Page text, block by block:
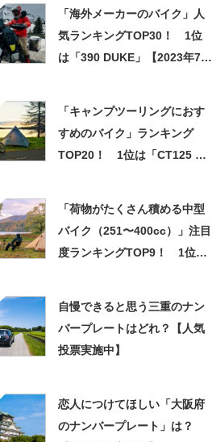
「海外メーカーのバイク」人
気ランキングTOP30！ 1位
は「390 DUKE」【2023年7月
「キャンプツーリングにおす
すめのバイク」ランキング
TOP20！ 1位は「CT125 ハ
「荷物がたくさん積める中型
バイク（251〜400cc）」注目
度ランキングTOP9！ 1位は
自慢できると思う三重のナン
バープレートはどれ？【人気
投票実施中】
恋人につけてほしい「大阪府
のナンバープレート」は？